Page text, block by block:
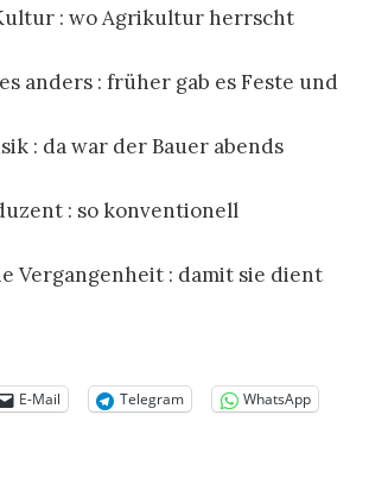
: wo Agrikultur herrscht
anders : früher gab es Feste und
: da war der Bauer abends
: so konventionell
Vergangenheit : damit sie dient
E-Mail Telegram WhatsApp